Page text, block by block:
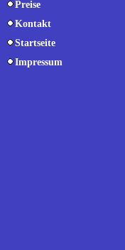
Preise
Kontakt
Startseite
Impressum